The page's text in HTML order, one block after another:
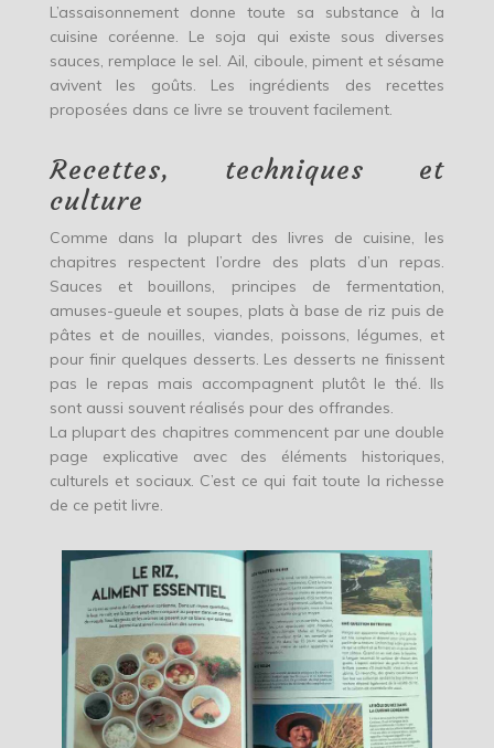
L’assaisonnement donne toute sa substance à la
cuisine coréenne. Le soja qui existe sous diverses
sauces, remplace le sel. Ail, ciboule, piment et sésame
avivent les goûts. Les ingrédients des recettes
proposées dans ce livre se trouvent facilement.
Recettes, techniques et
culture
Comme dans la plupart des livres de cuisine, les
chapitres respectent l’ordre des plats d’un repas.
Sauces et bouillons, principes de fermentation,
amuses-gueule et soupes, plats à base de riz puis de
pâtes et de nouilles, viandes, poissons, légumes, et
pour finir quelques desserts. Les desserts ne finissent
pas le repas mais accompagnent plutôt le thé. Ils
sont aussi souvent réalisés pour des offrandes.
La plupart des chapitres commencent par une double
page explicative avec des éléments historiques,
culturels et sociaux. C’est ce qui fait toute la richesse
de ce petit livre.